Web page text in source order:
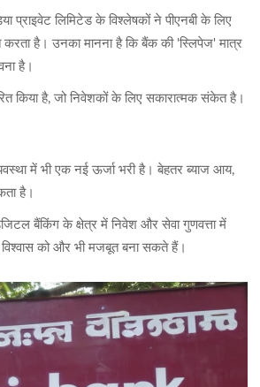
प्राइवेट लिमिटेड के विश्लेषकों ने पीएनबी के लिए
करता है। उनका मानना है कि बैंक की 'स्लिपेज' मात्र
है।
किया है, जो निवेशकों के लिए सकारात्मक संकेत है।
में भी एक नई ऊर्जा भरी है। बेहतर ब्याज आय,
है।
बैंकिंग के क्षेत्र में निवेश और सेवा गुणवत्ता में
को और भी मजबूत बना सकते हैं।